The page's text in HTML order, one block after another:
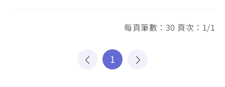
每頁筆數：30 頁次：1/1
1